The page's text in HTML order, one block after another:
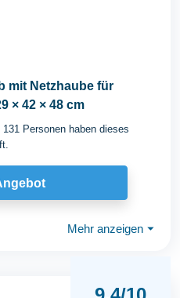
mit Netzhaube für
× 42 × 48 cm
131 Personen haben dieses
Mehr anzeigen ⏷